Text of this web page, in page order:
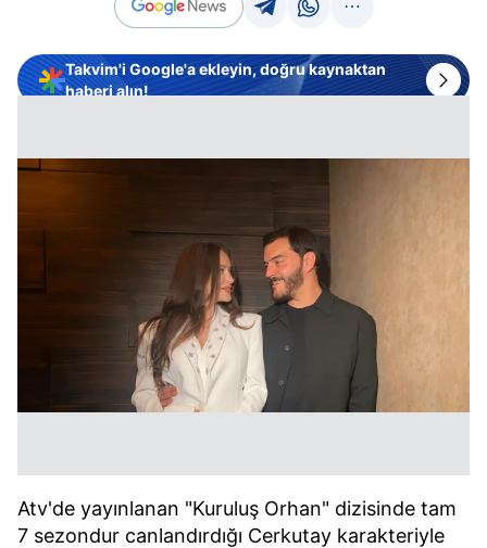
Takvim'i Google'a ekleyin, doğru kaynaktan
haberi alın!
Atv'de yayınlanan "Kuruluş Orhan" dizisinde tam
7 sezondur canlandırdığı Cerkutay karakteriyle